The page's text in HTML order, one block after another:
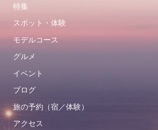
特集
スポット・体験
モデルコース
グルメ
イベント
ブログ
旅の予約（宿／体験）
アクセス